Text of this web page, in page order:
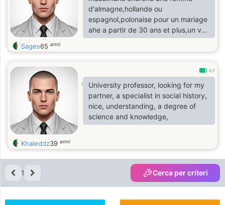
d'almagne,hollande ou
espagnol,polonaise pour un mariage
ahe a partir de 30 ans et plus,un vrai
homme de confiance,a qui vous
pouvez compter je repond trés vite
Sages65 anni
0.7
University professor, looking for my
partner, a specialist in social history,
nice, understanding, a degree of
science and knowledge,
Khaleddz39 anni
1 Cerca per criteri